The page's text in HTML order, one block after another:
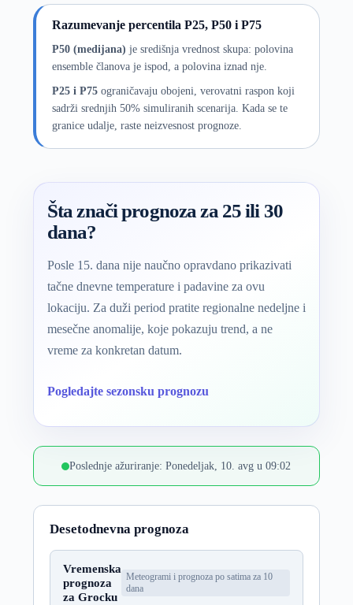
Razumevanje percentila P25, P50 i P75
P50 (medijana) je središnja vrednost skupa: polovina
ensemble članova je ispod, a polovina iznad nje.
P25 i P75ograničavaju obojeni, verovatni raspon koji
sadrži srednjih 50% simuliranih scenarija. Kada se te
granice udalje, raste neizvesnost prognoze.
Šta znači prognoza za 25 ili 30
dana?
Posle 15. dana nije naučno opravdano prikazivati
tačne dnevne temperature i padavine za ovu
lokaciju. Za duži period pratite regionalne nedeljne i
mesečne anomalije, koje pokazuju trend, a ne
vreme za konkretan datum.
Pogledajte sezonsku prognozu
Poslednje ažuriranje: Ponedeljak, 10. avg u 09:02
Desetodnevna prognoza
Vremenska
prognoza
za Grocku
Meteogrami i prognoza po satima za 10
dana